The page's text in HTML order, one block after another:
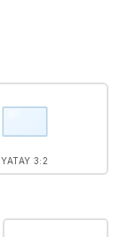
YATAY 3:2